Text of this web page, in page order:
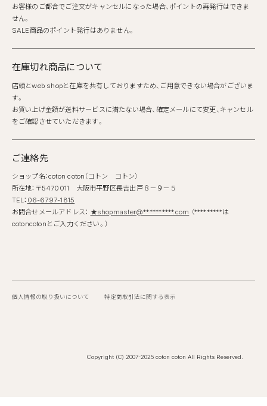
お客様のご都合でご注文がキャンセルになった場合、ポイントの再発行はできま
せん。
SALE商品のポイント発行はありません。
在庫切れ商品について
店頭とweb shopと在庫を共有しておりますため、ご用意できない場合がございま
す。
お買い上げ金額が送料サービスに満たない場合、確定メールにて変更、キャンセル
をご確認させていただきます。
ご連絡先
ショップ名：coton coton（コトン コトン）
所在地：〒5470011 大阪市平野区長吉出戸８－９－５
TEL： 06-6797-1815
お問合せメールアドレス： ★shopmaster@**********.com （*********は
cotoncotonとご入力ください。）
個人情報の取り扱いについて 特定商取引法に関する表示
Copyright (C) 2007-2025 coton coton All Rights Reserved.